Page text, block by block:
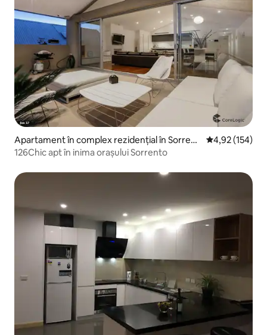
Apartament în complex rezidențial în Sorrent
o
Scor mediu de
4,92 (154)
126Chic apt în inima orașului Sorrento